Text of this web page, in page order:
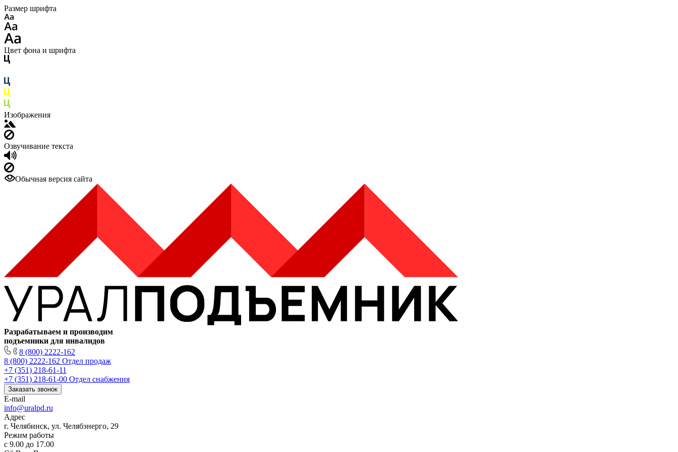
Размер шрифта
Цвет фона и шрифта
Изображения
Озвучивание текста
Обычная версия сайта
Разрабатываем и производим
подъемники для инвалидов
8 (800) 2222-162
8 (800) 2222-162 Отдел продаж
+7 (351) 218-61-11
+7 (351) 218-61-00 Отдел снабжения
Заказать звонок
E-mail
info@uralpd.ru
Адрес
г. Челябинск, ул. Челябэнерго, 29
Режим работы
с 9.00 до 17.00